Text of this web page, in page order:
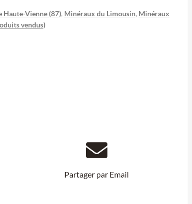
Haute-Vienne (87), Minéraux du Limousin, Minéraux
vendus)
Partager par Email